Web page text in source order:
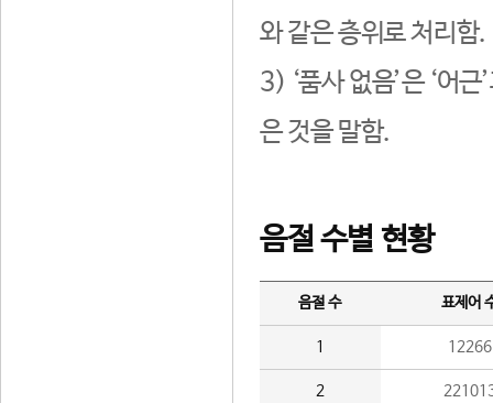
와 같은 층위로 처리함.
3) ‘품사 없음’은 ‘어
은 것을 말함.
음절 수별 현황
음절 수 표제어
1 12266
2